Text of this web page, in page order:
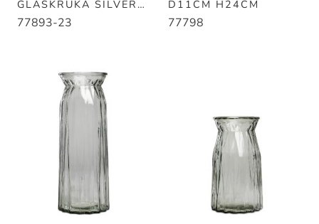
GLASKRUKA SILVER
D12CM H12CM
77893-23
D11CM H24CM
77798